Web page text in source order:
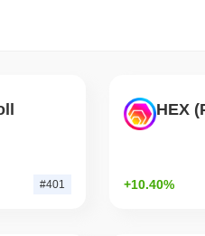
、中央集権型取引所の取引
#401 +10.40%